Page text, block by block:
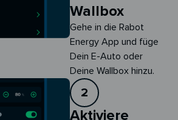
Wallbox
Gehe in die Rabot
Energy App und füge
Dein E-Auto oder
Deine Wallbox hinzu.
2
Aktiviere